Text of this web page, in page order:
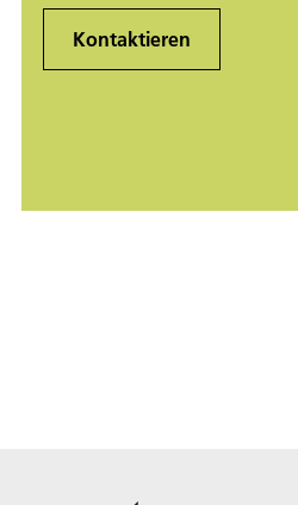
Kontaktieren